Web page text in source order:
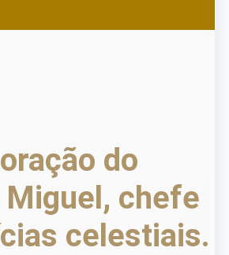
do
chefe
celestiais.